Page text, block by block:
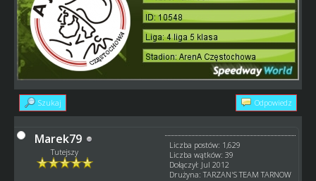
Szukaj Odpowiedz
Marek79
Tutejszy
Liczba postów: 1,629
Liczba wątków: 39
Dołączył: Jul 2012
Drużyna: TARZAN'S TEAM TARNOW